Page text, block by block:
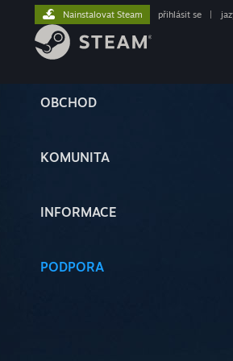
OBCHOD
KOMUNITA
INFORMACE
PODPORA
Nainstalovat Steam přihlásit se